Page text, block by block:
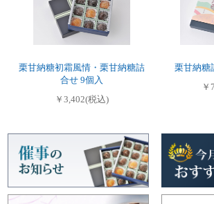
栗甘納糖初霜風情・栗甘納糖詰
合せ 9個入
￥3,402(税込)
栗甘納
￥